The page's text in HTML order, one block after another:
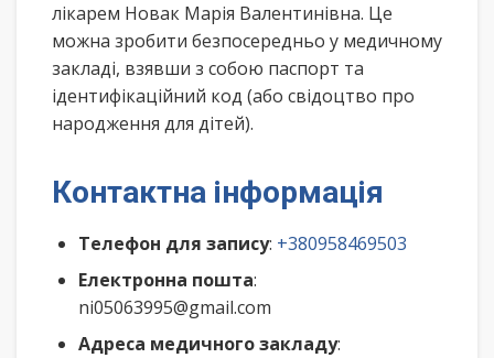
лікарем Новак Марія Валентинівна. Це
можна зробити безпосередньо у медичному
закладі, взявши з собою паспорт та
ідентифікаційний код (або свідоцтво про
народження для дітей).
Контактна інформація
Телефон для запису: +380958469503
Електронна пошта:
ni05063995@gmail.com
Адреса медичного закладу: